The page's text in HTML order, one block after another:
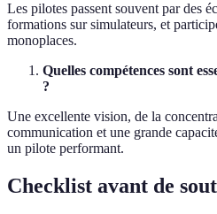
Les pilotes passent souvent par des
formations sur simulateurs, et
monoplaces.
Quelles compétences sont
?
Une excellente vision, de la
communication et une grande
un pilote performant.
Checklist avant de